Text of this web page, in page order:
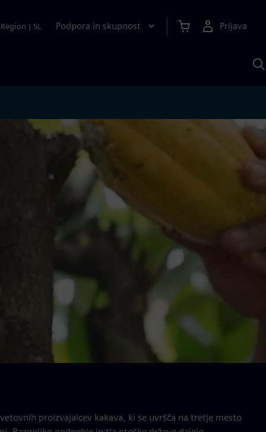
Region | SL Podpora in skupnost Prijava
s
proizvajalcev kakava, ki se uvršča na tretje mesto